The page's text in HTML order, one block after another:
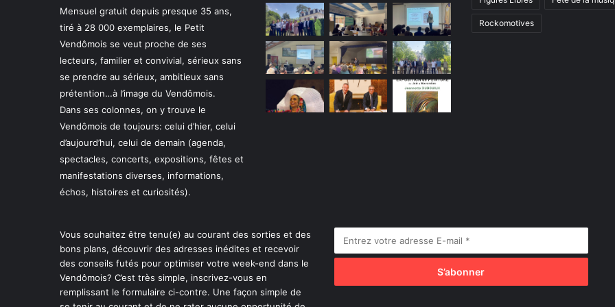
v
e
n
d
ô
s
Mensuel gratuit depuis presque 35 ans,
tiré à 28 000 exemplaires, le Petit
Vendômois se veut proche de ses
lecteurs, familier et convivial, sérieux sans
se prendre au sérieux, ambitieux sans
prétention…à l’image du Vendômois.
Dans ses colonnes, on y trouve le
Vendômois de toujours: celui d’hier, celui
d’aujourd’hui, celui de demain (agenda,
spectacles, concerts, expositions, fêtes et
manifestations diverses, informations,
échos, histoires et curiosités).
Rockomotives
Vous souhaitez être tenu(e) au courant des sorties et des
bons plans, découvrir des adresses inédites et recevoir
des conseils futés pour optimiser votre week-end dans le
Vendômois? C’est très simple, inscrivez-vous en
remplissant le formulaire ci-contre. Une façon simple de